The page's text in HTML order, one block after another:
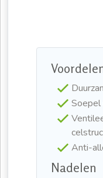
Soepel
Anti-
Nadelen